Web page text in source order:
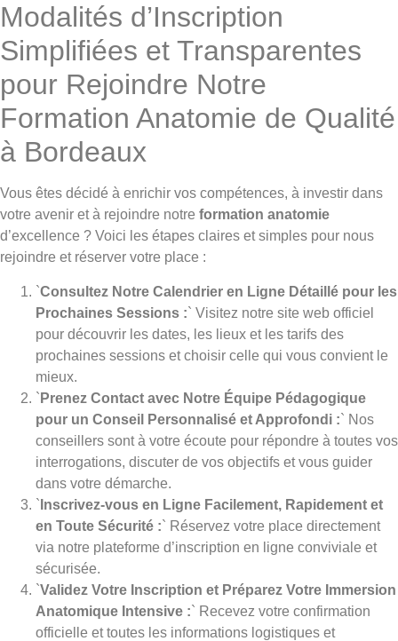
Modalités d’Inscription
Simplifiées et Transparentes
pour Rejoindre Notre
Formation Anatomie de Qualité
à Bordeaux
Vous êtes décidé à enrichir vos compétences, à investir dans
votre avenir et à rejoindre notre formation anatomie
d’excellence ? Voici les étapes claires et simples pour nous
rejoindre et réserver votre place :
`Consultez Notre Calendrier en Ligne Détaillé pour les
Prochaines Sessions :` Visitez notre site web officiel
pour découvrir les dates, les lieux et les tarifs des
prochaines sessions et choisir celle qui vous convient le
mieux.
` Prenez Contact avec Notre Équipe Pédagogique
pour un Conseil Personnalisé et Approfondi :` Nos
conseillers sont à votre écoute pour répondre à toutes vos
interrogations, discuter de vos objectifs et vous guider
dans votre démarche.
` Inscrivez-vous en Ligne Facilement, Rapidement et
en Toute Sécurité :` Réservez votre place directement
via notre plateforme d’inscription en ligne conviviale et
sécurisée.
`Validez Votre Inscription et Préparez Votre Immersion
Anatomique Intensive :` Recevez votre confirmation
officielle et toutes les informations logistiques et